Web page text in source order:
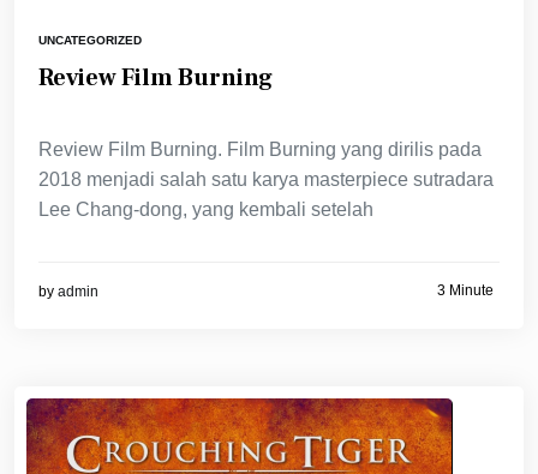
UNCATEGORIZED
Review Film Burning
Review Film Burning. Film Burning yang dirilis pada
2018 menjadi salah satu karya masterpiece sutradara
Lee Chang-dong, yang kembali setelah
by admin 3 Minute